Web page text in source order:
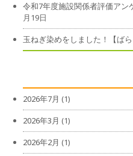
令和7年度施設関係者評価アン
月19日
玉ねぎ染めをしました！【ばら
2026年7月 (1)
2026年3月 (1)
2026年2月 (1)